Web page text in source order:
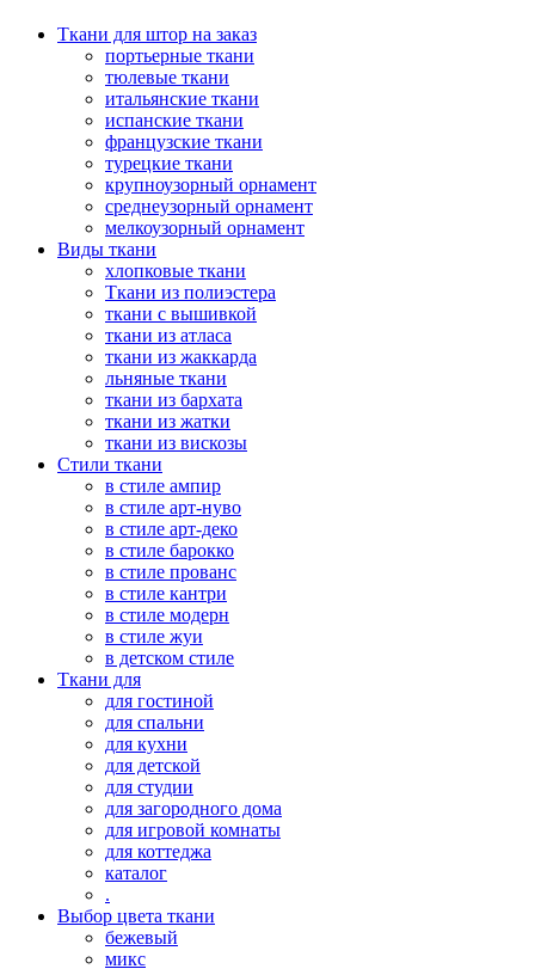
Ткани для штор на заказ
портьерные ткани
тюлевые ткани
итальянские ткани
испанские ткани
французские ткани
турецкие ткани
крупноузорный орнамент
среднеузорный орнамент
мелкоузорный орнамент
Виды ткани
хлопковые ткани
Ткани из полиэстера
ткани с вышивкой
ткани из атласа
ткани из жаккарда
льняные ткани
ткани из бархата
ткани из жатки
ткани из вискозы
Стили ткани
в стиле ампир
в стиле арт-нуво
в стиле арт-деко
в стиле барокко
в стиле прованс
в стиле кантри
в стиле модерн
в стиле жуи
в детском стиле
Ткани для
для гостиной
для спальни
для кухни
для детской
для студии
для загородного дома
для игровой комнаты
для коттеджа
каталог
.
Выбор цвета ткани
бежевый
микс